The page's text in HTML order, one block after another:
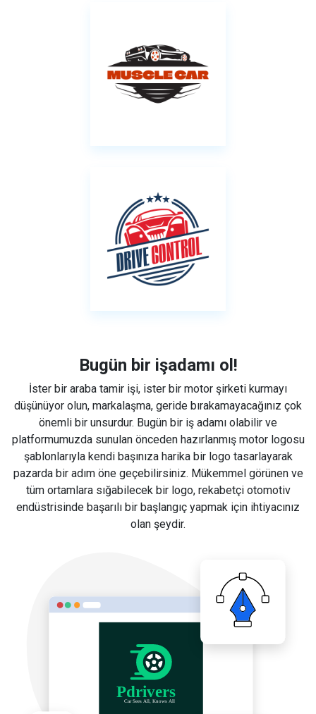
Bugün bir işadamı ol!
İster bir araba tamir işi, ister bir motor şirketi kurmayı
düşünüyor olun, markalaşma, geride bırakamayacağınız çok
önemli bir unsurdur. Bugün bir iş adamı olabilir ve
platformumuzda sunulan önceden hazırlanmış motor logosu
şablonlarıyla kendi başınıza harika bir logo tasarlayarak
pazarda bir adım öne geçebilirsiniz. Mükemmel görünen ve
tüm ortamlara sığabilecek bir logo, rekabetçi otomotiv
endüstrisinde başarılı bir başlangıç yapmak için ihtiyacınız
olan şeydir.